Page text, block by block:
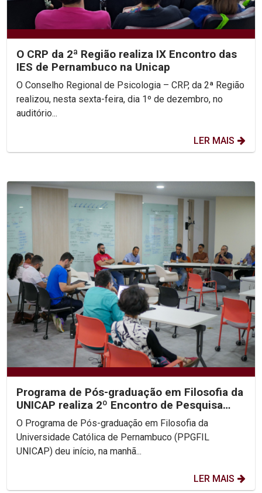
O CRP da 2ª Região realiza IX Encontro das
IES de Pernambuco na Unicap
O Conselho Regional de Psicologia – CRP, da 2ª Região
realizou, nesta sexta-feira, dia 1º de dezembro, no
auditório...
LER MAIS
Programa de Pós-graduação em Filosofia da
UNICAP realiza 2º Encontro de Pesquisa
Filosófica em...
O Programa de Pós-graduação em Filosofia da
Universidade Católica de Pernambuco (PPGFIL
UNICAP) deu início, na manhã...
LER MAIS